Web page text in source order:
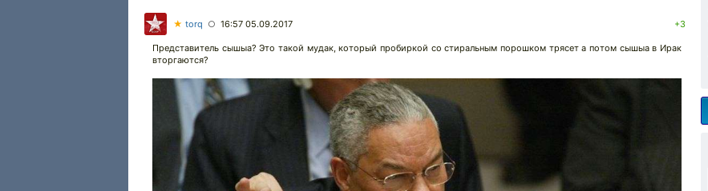
★ torq ○ 16:57 05.09.2017 +3
Представитель сышыа? Это такой мудак, который пробиркой со стиральным порошком трясет а потом сышыа в Ирак
вторгаются?